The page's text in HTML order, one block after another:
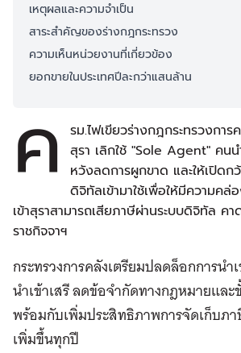
เหตุผลและความจำเป็น
สาระสำคัญของร่างกฎกระทรวง
ความเห็นหน่วยงานที่เกี่ยวข้อง
ยอกขายในประเทศปีละกว่าแสนล้าน
ค
รม.ไฟเขียวร่างกฎกระทรวงการ
สุรา เลิกใช้ "Sole Agent" คนน
หวังลดการผูกขาด และให้เปิด
ดิจิทัลเข้ามาใช้เพื่อให้มีความค
เข้าสุราสามารถเสียภาษีผ่านระบบดิจิทัล คา
ราชกิจจาฯ
กระทรวงการคลังเตรียมปลดล็อกการนำ
นำเข้าเสรี ลดข้อจำกัดทางกฎหมายแล
พร้อมกับเพิ่มประสิทธิภาพการจัดเก็บภ
เพิ่มขึ้นทุกปี